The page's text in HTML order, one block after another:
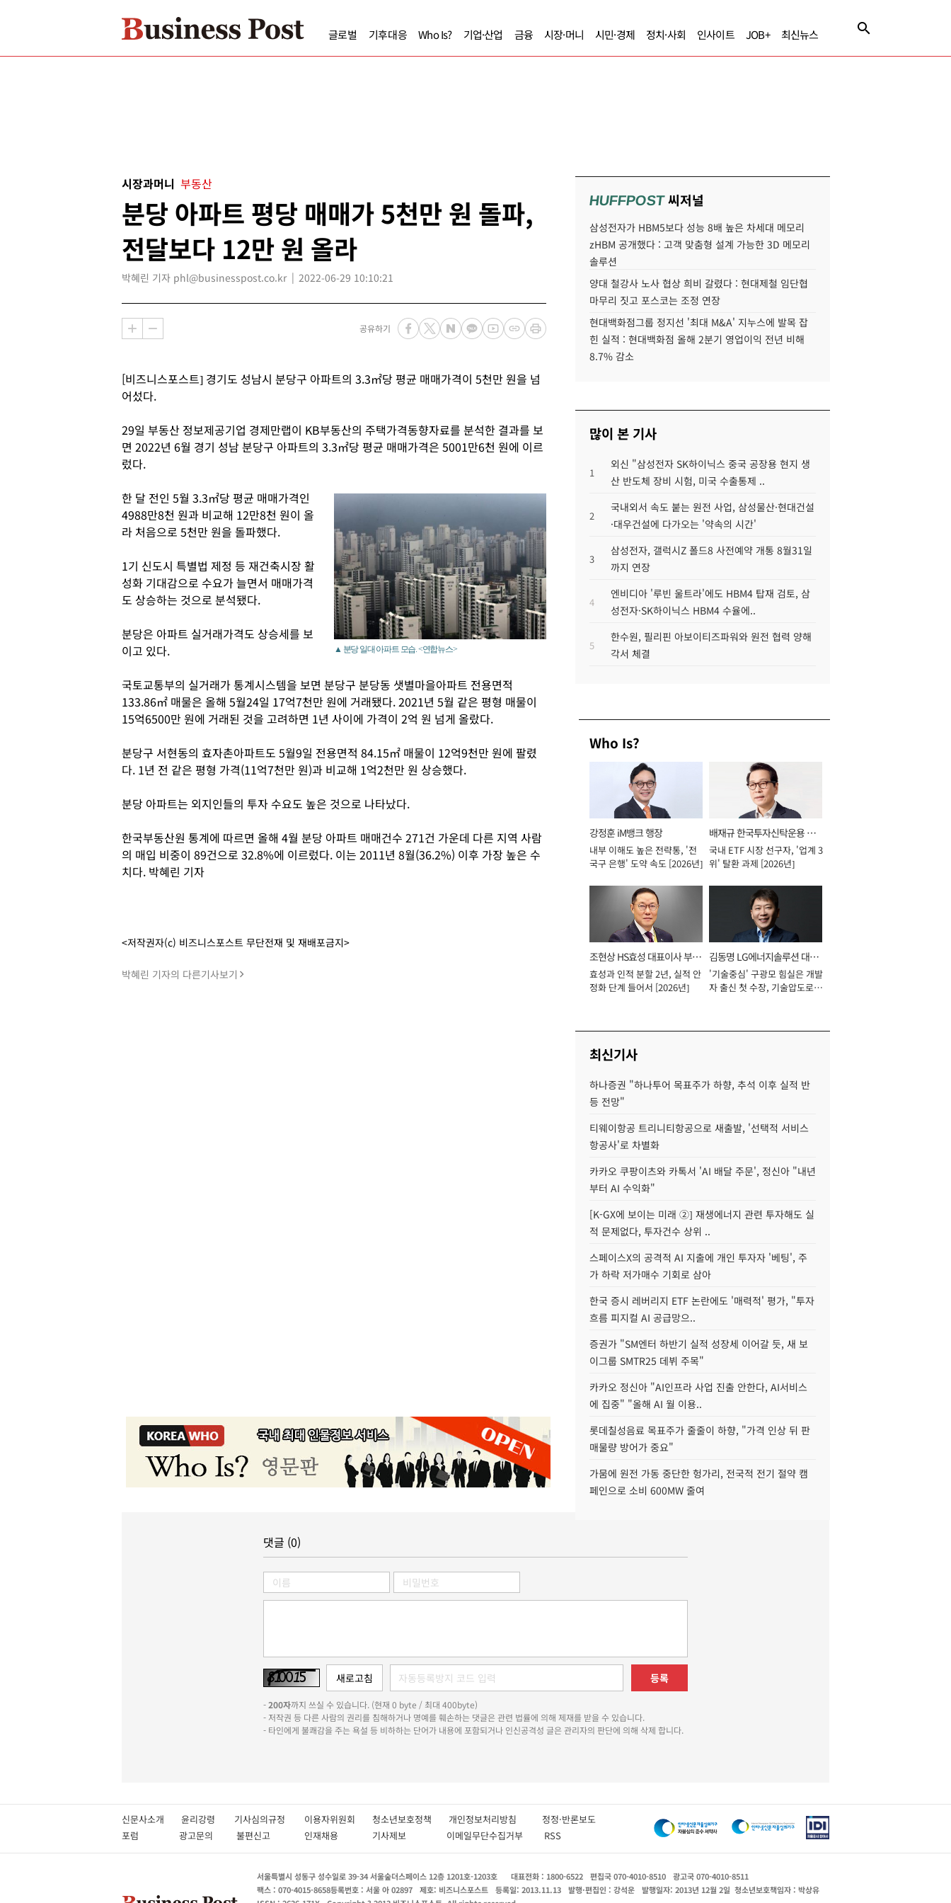
글로벌 기후대응 Who Is? 기업·산업 금융 시장·머니 시민·경제 정치·사회 인사이트 JOB+ 최신뉴스
시장과머니 부동산
분당 아파트 평당 매매가 5천만 원 돌파,
전달보다 12만 원 올라
박혜린 기자 phl@businesspost.co.kr 2022-06-29 10:10:21
공유하기
[비즈니스포스트] 경기도 성남시 분당구 아파트의 3.3㎡당 평균 매매가격이 5천만 원을 넘
어섰다.
29일 부동산 정보제공기업 경제만랩이 KB부동산의 주택가격동향자료를 분석한 결과를 보
면 2022년 6월 경기 성남 분당구 아파트의 3.3㎡당 평균 매매가격은 5001만6천 원에 이르
렀다.
▲ 분당 일대 아파트 모습. <연합뉴스>
한 달 전인 5월 3.3㎡당 평균 매매가격인
4988만8천 원과 비교해 12만8천 원이 올
라 처음으로 5천만 원을 돌파했다.
1기 신도시 특별법 제정 등 재건축시장 활
성화 기대감으로 수요가 늘면서 매매가격
도 상승하는 것으로 분석됐다.
분당은 아파트 실거래가격도 상승세를 보
이고 있다.
국토교통부의 실거래가 통계시스템을 보면 분당구 분당동 샛별마을아파트 전용면적
133.86㎡ 매물은 올해 5월24일 17억7천만 원에 거래됐다. 2021년 5월 같은 평형 매물이
15억6500만 원에 거래된 것을 고려하면 1년 사이에 가격이 2억 원 넘게 올랐다.
분당구 서현동의 효자촌아파트도 5월9일 전용면적 84.15㎡ 매물이 12억9천만 원에 팔렸
다. 1년 전 같은 평형 가격(11억7천만 원)과 비교해 1억2천만 원 상승했다.
분당 아파트는 외지인들의 투자 수요도 높은 것으로 나타났다.
한국부동산원 통계에 따르면 올해 4월 분당 아파트 매매건수 271건 가운데 다른 지역 사람
의 매입 비중이 89건으로 32.8%에 이르렀다. 이는 2011년 8월(36.2%) 이후 가장 높은 수
치다. 박혜린 기자
<저작권자(c) 비즈니스포스트 무단전재 및 재배포금지>
박혜린 기자의 다른기사보기
HUFFPOST씨저널
삼성전자가 HBM5보다 성능 8배 높은 차세대 메모리
zHBM 공개했다 : 고객 맞춤형 설계 가능한 3D 메모리
솔루션
양대 철강사 노사 협상 희비 갈렸다 : 현대제철 임단협
마무리 짓고 포스코는 조정 연장
현대백화점그룹 정지선 '최대 M&A' 지누스에 발목 잡
힌 실적 : 현대백화점 올해 2분기 영업이익 전년 비해
8.7% 감소
많이 본 기사
1
외신 "삼성전자 SK하이닉스 중국 공장용 현지 생
산 반도체 장비 시험, 미국 수출통제 ..
2
국내외서 속도 붙는 원전 사업, 삼성물산·현대건설
·대우건설에 다가오는 '약속의 시간'
3
삼성전자, 갤럭시Z 폴드8 사전예약 개통 8월31일
까지 연장
4
엔비디아 '루빈 울트라'에도 HBM4 탑재 검토, 삼
성전자·SK하이닉스 HBM4 수율에..
5
한수원, 필리핀 아보이티즈파워와 원전 협력 양해
각서 체결
Who Is?
강정훈 iM뱅크 행장
내부 이해도 높은 전략통, '전
국구 은행' 도약 속도 [2026년]
배재규 한국투자신탁운용 대
표이사 사장
국내 ETF 시장 선구자, '업계 3
위' 탈환 과제 [2026년]
조현상 HS효성 대표이사 부회
장
효성과 인적 분할 2년, 실적 안
정화 단계 들어서 [2026년]
김동명 LG에너지솔루션 대표
이사 사장
'기술중심' 구광모 힘실은 개발
자 출신 첫 수장, 기술압도로
최신기사
하나증권 "하나투어 목표주가 하향, 추석 이후 실적 반
등 전망"
티웨이항공 트리니티항공으로 새출발, '선택적 서비스
항공사'로 차별화
카카오 쿠팡이츠와 카톡서 'AI 배달 주문', 정신아 "내년
부터 AI 수익화"
[K-GX에 보이는 미래 ②] 재생에너지 관련 투자해도 실
적 문제없다, 투자건수 상위 ..
스페이스X의 공격적 AI 지출에 개인 투자자 '베팅', 주
가 하락 저가매수 기회로 삼아
한국 증시 레버리지 ETF 논란에도 '매력적' 평가, "투자
흐름 피지컬 AI 공급망으..
증권가 "SM엔터 하반기 실적 성장세 이어갈 듯, 새 보
이그룹 SMTR25 데뷔 주목"
카카오 정신아 "AI인프라 사업 진출 안한다, AI서비스
에 집중" "올해 AI 월 이용..
롯데칠성음료 목표주가 줄줄이 하향, "가격 인상 뒤 판
매물량 방어가 중요"
가뭄에 원전 가동 중단한 헝가리, 전국적 전기 절약 캠
페인으로 소비 600MW 줄여
댓글 (0)
등록
-200자까지 쓰실 수 있습니다. (현재 0 byte / 최대 400byte)
- 저작권 등 다른 사람의 권리를 침해하거나 명예를 훼손하는 댓글은 관련 법률에 의해 제재를 받을 수 있습니다.
- 타인에게 불쾌감을 주는 욕설 등 비하하는 단어가 내용에 포함되거나 인신공격성 글은 관리자의 판단에 의해 삭제 합니다.
신문사소개 윤리강령 기사심의규정 이용자위원회 청소년보호정책 개인정보처리방침 정정·반론보도
포럼
광고문의 불편신고 인재채용 기사제보 이메일무단수집거부 RSS
서울특별시 성동구 성수일로 39-34 서울숲더스페이스 12층 1201호-1203호 대표전화 : 1800-6522 편집국 070-4010-8510
광고국 070-4010-8511
팩스 : 070-4015-8658등록번호 : 서울 아 02897 제호: 비즈니스포스트 등록일: 2013.11.13 발행·편집인 : 강석운 발행일자: 2013년 12월 2일 청소년보호책임자 : 박상유